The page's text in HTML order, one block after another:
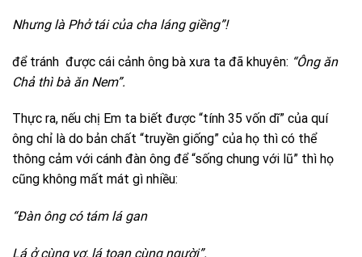
Nhưng là Phở tái của cha láng giềng”!
để tránh được cái cảnh ông bà xưa ta đã khuyên: “Ông ăn
Chả thì bà ăn Nem”.
Thực ra, nếu chị Em ta biết được “tính 35 vốn dĩ” của quí
ông chỉ là do bản chất “truyền giống” của họ thì có thể
thông cảm với cánh đàn ông để “sống chung với lũ” thì họ
cũng không mất mát gì nhiều:
“Đàn ông có tám lá gan
Lá ở cùng vợ, lá toan cùng người”.